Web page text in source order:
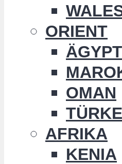
ORIENT
OMAN
AFRIKA
KENIA